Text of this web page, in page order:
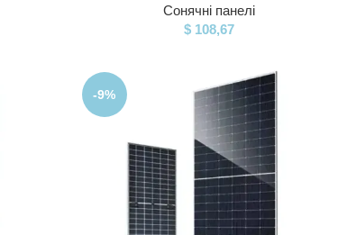
Сонячні панелі
$ 108,67
-9%